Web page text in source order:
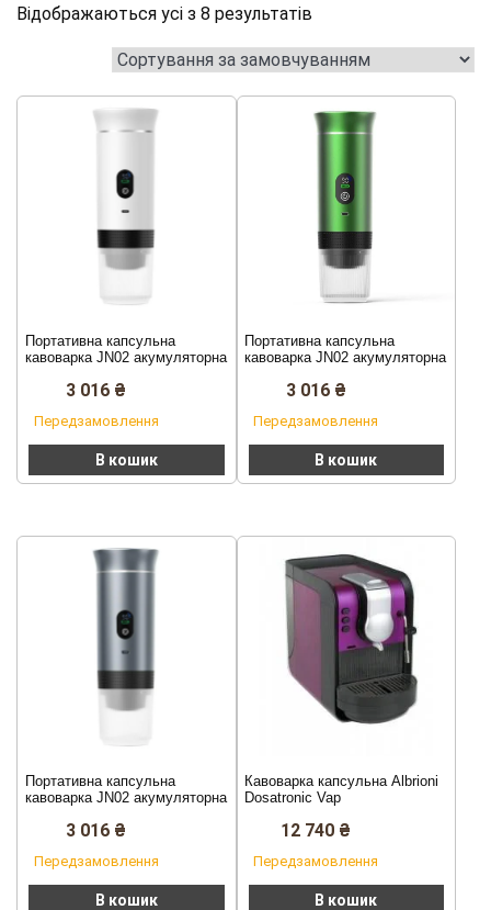
Відображаються усі з 8 результатів
Портативна капсульна
кавоварка JN02 акумуляторна
Espresso maker USB (Білий)
3 016 ₴
Передзамовлення
В кошик
Портативна капсульна
кавоварка JN02 акумуляторна
Espresso maker USB
3 016 ₴
Передзамовлення
В кошик
Портативна капсульна
кавоварка JN02 акумуляторна
Espresso maker USB (Срібний)
3 016 ₴
Передзамовлення
В кошик
Кавоварка капсульна Albrioni
Dosatronic Vap
12 740 ₴
Передзамовлення
В кошик